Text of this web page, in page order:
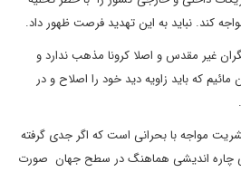
کند. نباید به این تهدید فرصت ظهور داد.
غیر مقدس و اصلا کرونا مذهب ندارد و
که باید زاویه دید خود را اصلاح و در
بشریت مواجه با بحرانی است که اگر جدی گرفته
چاره اندیشی هماهنگ در سطح جهان صورت